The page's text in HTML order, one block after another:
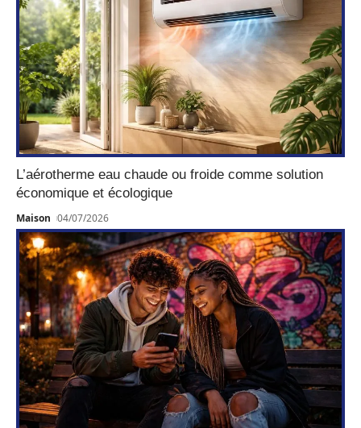
L’aérotherme eau chaude ou froide comme solution
économique et écologique
Maison 04/07/2026